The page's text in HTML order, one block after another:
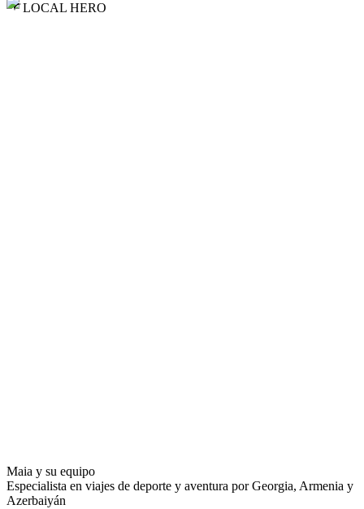
LOCAL HERO
Maia y su equipo
Especialista en viajes de deporte y aventura por Georgia, Armenia y
Azerbaiyán